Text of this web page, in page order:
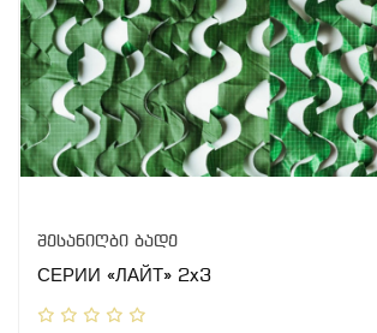
შესანიღბი ბადე
СЕРИИ «ЛАЙТ» 2x3